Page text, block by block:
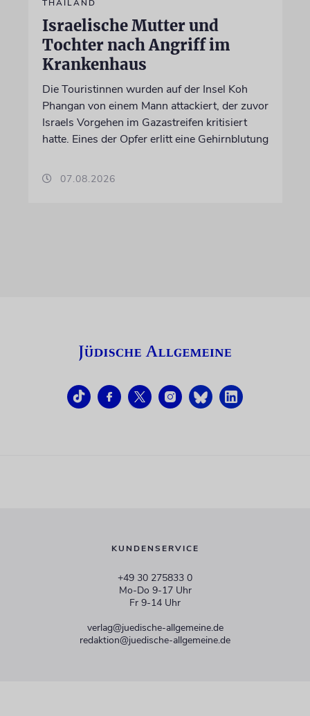
THAILAND
Israelische Mutter und
Tochter nach Angriff im
Krankenhaus
Die Touristinnen wurden auf der Insel Koh
Phangan von einem Mann attackiert, der zuvor
Israels Vorgehen im Gazastreifen kritisiert
hatte. Eines der Opfer erlitt eine Gehirnblutung
07.08.2026
KUNDENSERVICE
+49 30 275833 0
Mo-Do 9-17 Uhr
Fr 9-14 Uhr
verlag@juedische-allgemeine.de
redaktion@juedische-allgemeine.de